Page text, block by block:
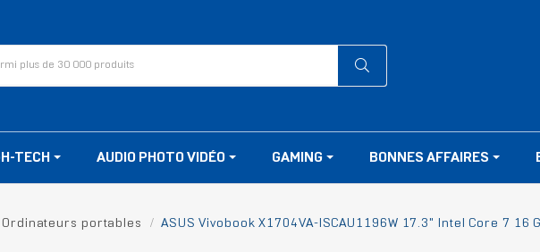
TECH AUDIO PHOTO VIDÉO GAMING BONNES AFFAIRES
Ordinateurs portables ASUS Vivobook X1704VA-ISCAU1196W 17.3" Intel Core 7 16